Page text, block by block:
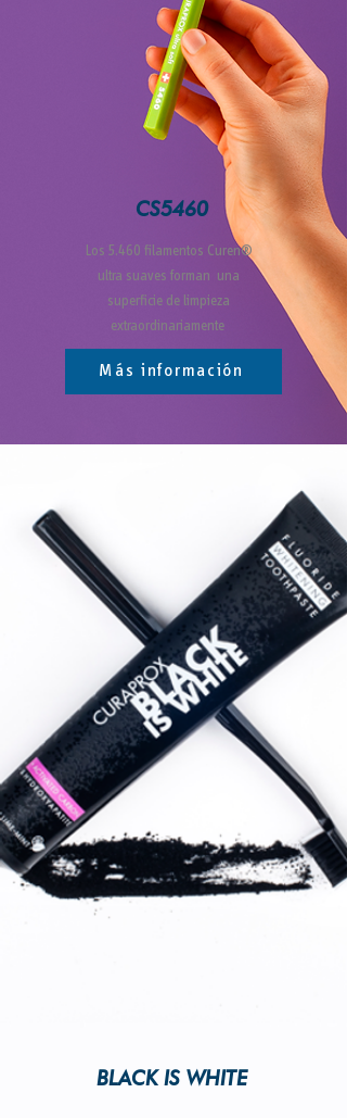
CS5460
Los 5.460 filamentos Curen®
ultra suaves forman una
superficie de limpieza
extraordinariamente
Más información
BLACK IS WHITE